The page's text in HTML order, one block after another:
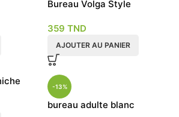
Bureau Volga Style
359 TND
AJOUTER AU PANIER
-13%
bureau adulte blanc